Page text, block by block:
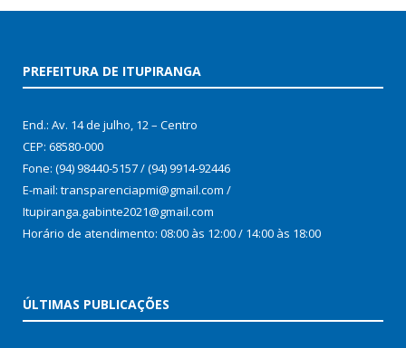
PREFEITURA DE ITUPIRANGA
End.: Av. 14 de julho, 12 – Centro
CEP: 68580-000
Fone: (94) 98440-5157 / (94) 9914-92446
E-mail: transparenciapmi@gmail.com /
Itupiranga.gabinte2021@gmail.com
Horário de atendimento: 08:00 às 12:00 / 14:00 às 18:00
ÚLTIMAS PUBLICAÇÕES